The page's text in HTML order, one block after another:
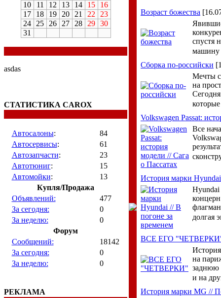
10
11 12 13 14 15
16
17
18 19 20 21 22
23
24
25 26 27 28 29 30
31
asdas
СТАТИСТИКА CAROX
Автосалоны:
84
Автосервисы:
61
Автозапчасти:
23
Автотюниг:
15
Автомойки:
13
Купля/Продажа
Объявлений:
477
За сегодня:
0
За неделю:
0
Форум
Сообщений:
18142
За сегодня:
0
За неделю:
0
РЕКЛАМА
Возраст божества
спустя
машину
Сборка по-российски
Мечты
на
Volkswagen Passat:
Все
История марки
Hyundai
долгая
ВСЕ ЕГО
на
заднюю
и на
История марки MG //